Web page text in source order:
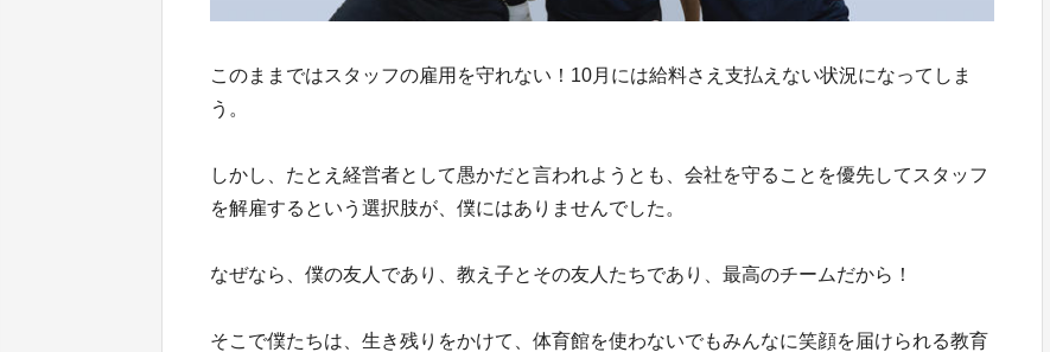
このままではスタッフの雇用を守れない！10月には給料さえ支払えない状況になってしま
う。
しかし、たとえ経営者として愚かだと言われようとも、会社を守ることを優先してスタッフ
を解雇するという選択肢が、僕にはありませんでした。
なぜなら、僕の友人であり、教え子とその友人たちであり、最高のチームだから！
そこで僕たちは、生き残りをかけて、体育館を使わないでもみんなに笑顔を届けられる教育